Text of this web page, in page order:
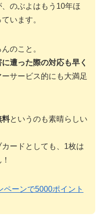
のぶよはもう10年ほ
います。
のこと。
遭った際の対応も早く
サービス的にも大満足
料というのも素晴らしい
ードとしても、1枚は
ーンで5000ポイント